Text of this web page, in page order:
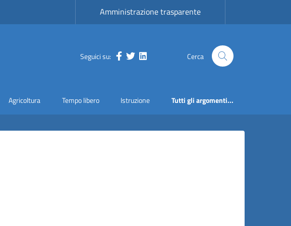
Amministrazione trasparente
Seguici su: Facebook
TwitterLinkedIn Cerca
Agricoltura Tempo libero Istruzione Tutti gli argomenti...